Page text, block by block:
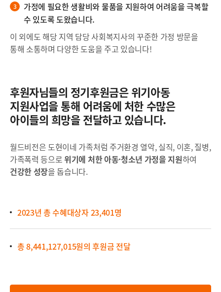
가정에 필요한 생활비와 물품을 지원하여 어려움을 극복할
수 있도록 도왔습니다.
이 외에도 해당 지역 담당 사회복지사의 꾸준한 가정 방문을
통해 소통하며 다양한 도움을 주고 있습니다!
후원자님들의 정기후원금은 위기아동
지원사업을 통해 어려움에 처한 수많은
아이들의 희망을 전달하고 있습니다.
월드비전은 도현이네 가족처럼 주거환경 열악, 실직, 이혼, 질병,
가족폭력 등으로위기에 처한 아동·청소년 가정을 지원하여
건강한 성장을 돕습니다.
2023년 총 수혜대상자 23,401명
총 8,441,127,015원의 후원금 전달